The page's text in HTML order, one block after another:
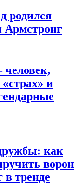
родился
Армстронг
и
как
ворон
в тренде